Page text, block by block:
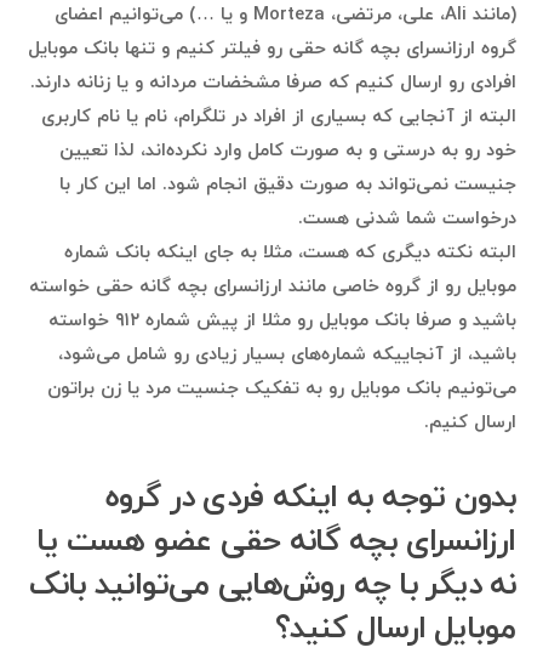
(مانند Ali، علی، مرتضی، Morteza و یا …) می‌توانیم اعضای
گروه ارزانسرای بچه گانه حقی رو فیلتر کنیم و تنها بانک موبایل
افرادی رو ارسال کنیم که صرفا مشخضات مردانه و یا زنانه دارند.
البته از آنجایی که بسیاری از افراد در تلگرام، نام یا نام کاربری
خود رو به درستی و به صورت کامل وارد نکرده‌اند، لذا تعیین
جنیست نمی‌تواند به صورت دقیق انجام شود. اما این کار با
درخواست شما شدنی هست.
البته نکته دیگری که هست، مثلا به جای اینکه بانک شماره
موبایل رو از گروه خاصی مانند ارزانسرای بچه گانه حقی خواسته
باشید و صرفا بانک موبایل رو مثلا از پیش شماره ۹۱۲ خواسته
باشید، از آنجاییکه شماره‌های بسیار زیادی رو شامل می‌شود،
می‌تونیم بانک موبایل‌ رو به تفکیک جنسیت مرد یا زن براتون
ارسال کنیم.
بدون توجه به اینکه فردی در گروه
ارزانسرای بچه گانه حقی عضو هست یا
نه دیگر با چه روش‌هایی می‌توانید بانک
موبایل ارسال کنید؟